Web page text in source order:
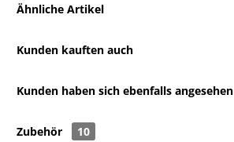
Ähnliche Artikel
Kunden kauften auch
Kunden haben sich ebenfalls angesehen
Zubehör 10